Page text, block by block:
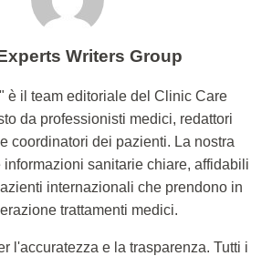
Writers Group
è il team editoriale del Clinic Care
da professionisti medici, redattori
coordinatori dei pazienti. La nostra
informazioni sanitarie chiare, affidabili
internazionali che prendono in
trattamenti medici.
l'accuratezza e la trasparenza. Tutti i